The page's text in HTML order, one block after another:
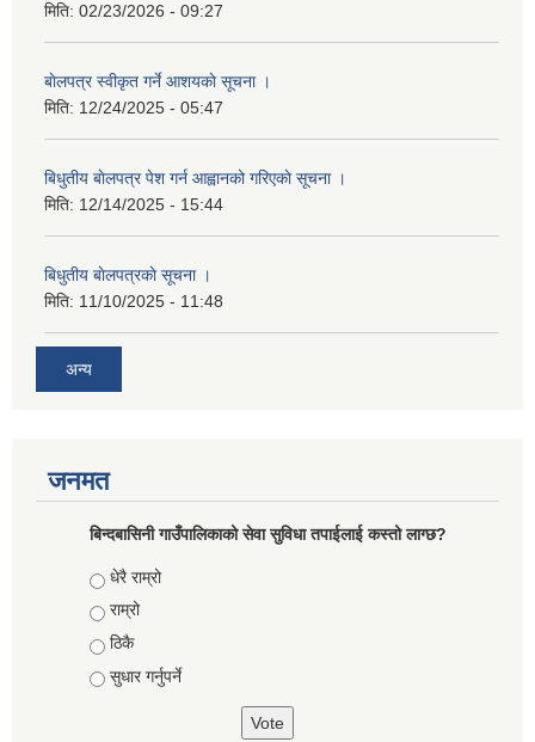
मिति: 02/23/2026 - 09:27
बाेलपत्र स्वीकृत गर्ने आशयकाे सूचना ।
मिति: 12/24/2025 - 05:47
बिधुतीय बाेलपत्र पेश गर्न आह्वानको गरिएकाे सूचना ।
मिति: 12/14/2025 - 15:44
बिधुतीय बाेलपत्रकाे सूचना ।
मिति: 11/10/2025 - 11:48
अन्य
जनमत
बिन्दबासिनी गाउँपालिकाको सेवा सुविधा तपाईलाई कस्तो लाग्छ?
Choices
धेरै राम्रो
राम्रो
ठिकै
सुधार गर्नुपर्ने